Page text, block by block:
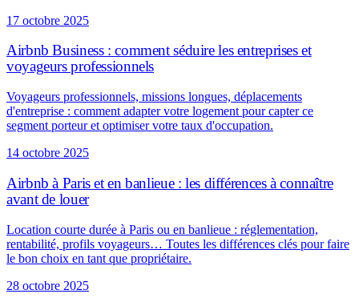
17 octobre 2025
Airbnb Business : comment séduire les entreprises et
voyageurs professionnels
Voyageurs professionnels, missions longues, déplacements
d'entreprise : comment adapter votre logement pour capter ce
segment porteur et optimiser votre taux d'occupation.
14 octobre 2025
Airbnb à Paris et en banlieue : les différences à connaître
avant de louer
Location courte durée à Paris ou en banlieue : réglementation,
rentabilité, profils voyageurs… Toutes les différences clés pour faire
le bon choix en tant que propriétaire.
28 octobre 2025